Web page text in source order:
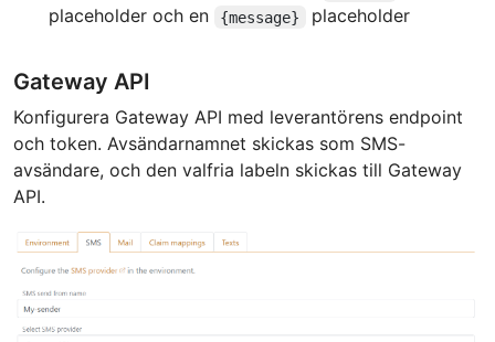
placeholder och en
{message} placeholder
Gateway API
Konfigurera Gateway API med leverantörens endpoint
och token. Avsändarnamnet skickas som SMS-
avsändare, och den valfria labeln skickas till Gateway
API.